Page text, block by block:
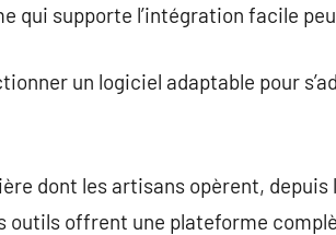
qui supporte l’intégration facile
un logiciel adaptable pour
dont les artisans opèrent, depuis
outils offrent une plateforme